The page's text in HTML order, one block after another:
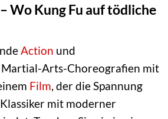
Wo Kung Fu auf tödliche
Action und
Arts-Choreografien mit
Film, der die Spannung
mit moderner